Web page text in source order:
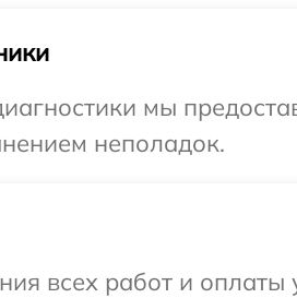
мы
неполадок.
всех работ и